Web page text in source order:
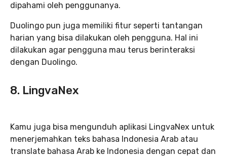
dipahami oleh penggunanya.
Duolingo pun juga memiliki fitur seperti tantangan
harian yang bisa dilakukan oleh pengguna. Hal ini
dilakukan agar pengguna mau terus berinteraksi
dengan Duolingo.
8. LingvaNex
Kamu juga bisa mengunduh aplikasi LingvaNex untuk
menerjemahkan teks bahasa Indonesia Arab atau
translate bahasa Arab ke Indonesia dengan cepat dan